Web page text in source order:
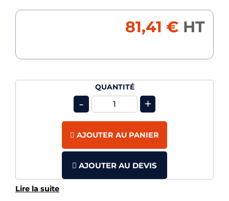
Lire la suite
81,41 € HT
QUANTITÉ
- +
AJOUTER AU PANIER
AJOUTER AU DEVIS